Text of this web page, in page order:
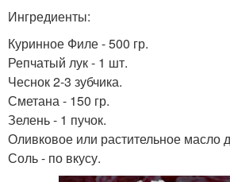
Ингредиенты:
Куринное Филе - 500 гр.
Репчатый лук - 1 шт.
Чеснок 2-3 зубчика.
Сметана - 150 гр.
Зелень - 1 пучок.
Оливковое или растительное масло
Соль - по вкусу.